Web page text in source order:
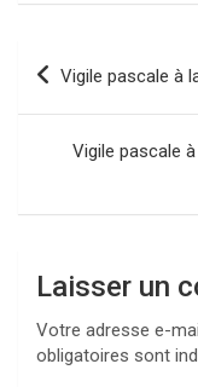
Navigation
Vigile pascale à
Vigile pascale
Laisser un
Votre adresse e-
obligatoires sont